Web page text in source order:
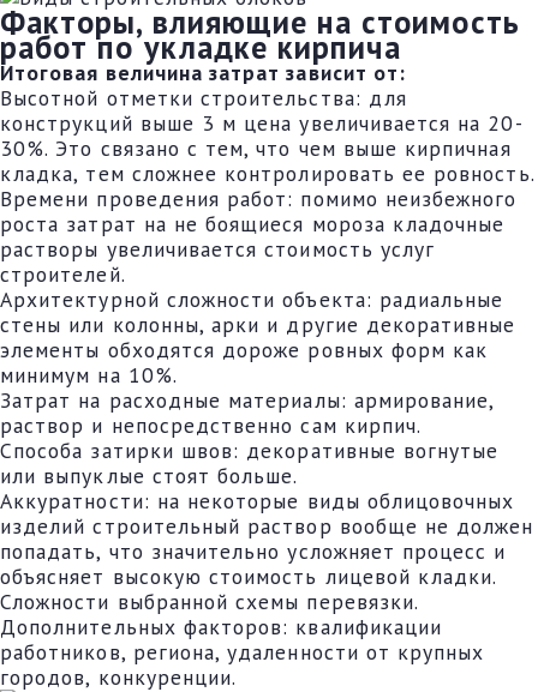
Факторы, влияющие на стоимость
работ по укладке кирпича
Итоговая величина затрат зависит от:
Высотной отметки строительства: для
конструкций выше 3 м цена увеличивается на 20-
30%. Это связано с тем, что чем выше кирпичная
кладка, тем сложнее контролировать ее ровность.
Времени проведения работ: помимо неизбежного
роста затрат на не боящиеся мороза кладочные
растворы увеличивается стоимость услуг
строителей.
Архитектурной сложности объекта: радиальные
стены или колонны, арки и другие декоративные
элементы обходятся дороже ровных форм как
минимум на 10%.
Затрат на расходные материалы: армирование,
раствор и непосредственно сам кирпич.
Способа затирки швов: декоративные вогнутые
или выпуклые стоят больше.
Аккуратности: на некоторые виды облицовочных
изделий строительный раствор вообще не должен
попадать, что значительно усложняет процесс и
объясняет высокую стоимость лицевой кладки.
Сложности выбранной схемы перевязки.
Дополнительных факторов: квалификации
работников, региона, удаленности от крупных
городов, конкуренции.